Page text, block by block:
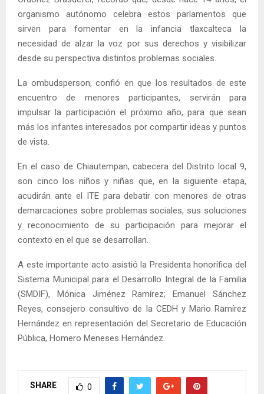
organismo autónomo celebra estos parlamentos que
sirven para fomentar en la infancia tlaxcalteca la
necesidad de alzar la voz por sus derechos y visibilizar
desde su perspectiva distintos problemas sociales.
La ombudsperson, confió en que los resultados de este
encuentro de menores participantes, servirán para
impulsar la participación el próximo año, para que sean
más los infantes interesados por compartir ideas y puntos
de vista.
En el caso de Chiautempan, cabecera del Distrito local 9,
son cinco los niños y niñas que, en la siguiente etapa,
acudirán ante el ITE para debatir con menores de otras
demarcaciones sobre problemas sociales, sus soluciones
y reconocimiento de su participación para mejorar el
contexto en el que se desarrollan.
A este importante acto asistió la Presidenta honorífica del
Sistema Municipal para el Desarrollo Integral de la Familia
(SMDIF), Mónica Jiménez Ramírez; Emanuel Sánchez
Reyes, consejero consultivo de la CEDH y Mario Ramírez
Hernández en representación del Secretario de Educación
Pública, Homero Meneses Hernández.
SHARE 0